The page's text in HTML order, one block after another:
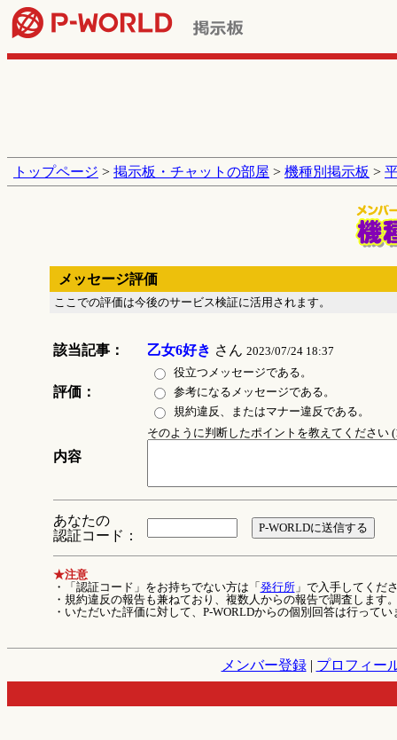
トップページ > 掲示板・チャットの部屋 > 機種別掲示板 >
メッセージ評価
ここでの評価は今後のサービス検証に活用されます。
該当記事： 乙女6好き さん 2023/07/24 18:37
評価：
役立つメッセージである。
参考になるメッセージである。
規約違反、またはマナー違反である。
内容
そのように判断したポイントを教えてください
あなたの
認証コード：
★注意
・「認証コード」をお持ちでない方は「 発行所」で入手してくだ
・規約違反の報告も兼ねており、複数人からの報告で調査します
・いただいた評価に対して、P-WORLDからの個別回答は行ってい
メンバー登録| プロフィー